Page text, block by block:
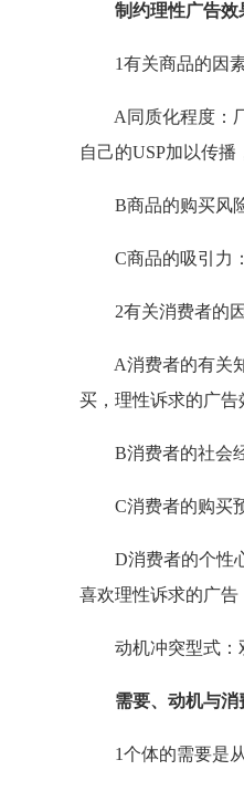
制约理性广告效
1有关商品的因
A同质化程度：厂
自己的USP加以传
B商品的购买风险
C商品的吸引力：
2有关消费者的
A消费者的有关知
买，理性诉求的广
B消费者的社会经
C消费者的购买预
D消费者的个性心
喜欢理性诉求的广告
动机冲突型式：
需要、动机与消
1个体的需要是从